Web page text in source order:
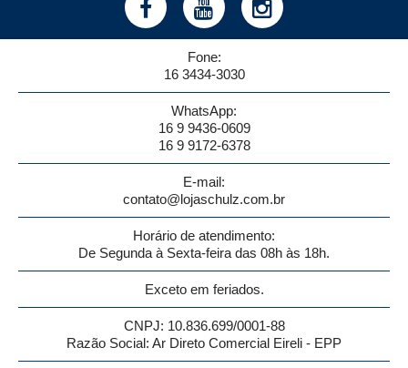
Fone:
16 3434-3030
WhatsApp:
16 9 9436-0609
16 9 9172-6378
E-mail:
contato@lojaschulz.com.br
Horário de atendimento:
De Segunda à Sexta-feira das 08h às 18h.
Exceto em feriados.
CNPJ: 10.836.699/0001-88
Razão Social: Ar Direto Comercial Eireli - EPP